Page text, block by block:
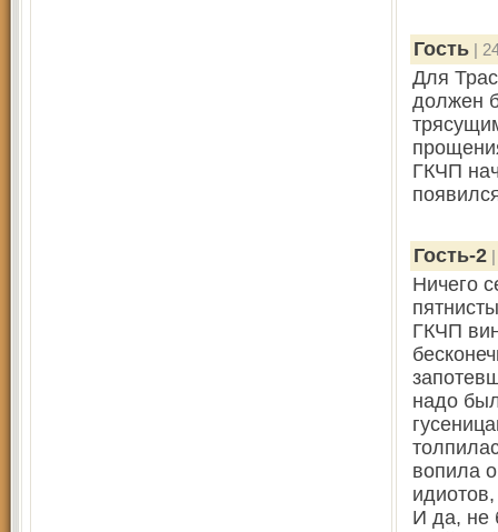
Гость |
Для
должен
ГКЧП
Гость-2
Ничего
ГКЧП
надо
вопила
И да, не